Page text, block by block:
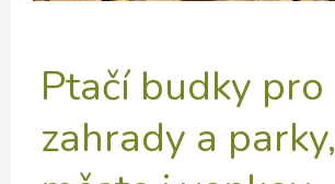
Ptačí budky pro
zahrady a parky,